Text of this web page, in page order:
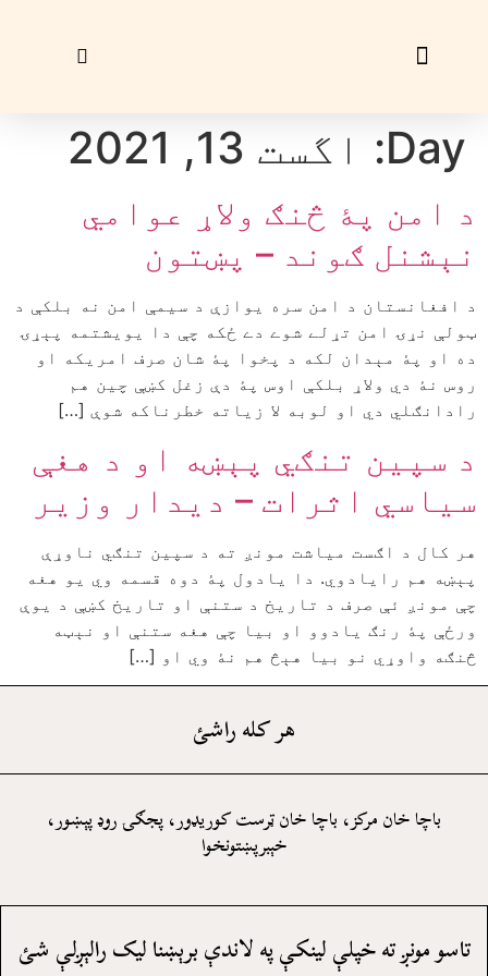
Day: اگست 13, 2021
د امن پۀ څنګ ولاړ عوامي
نېشنل ګوند – پښتون
د افغانستان د امن سره يوازې د سيمې امن نه بلکې د
ټولې نړۍ امن تړلے شوے دے ځکه چې دا يويشتمه پېړۍ
ده او پۀ مېدان لکه د پخوا پۀ شان صرف امريکه او
روس نۀ دي ولاړ بلکې اوس پۀ دې زغل کښې چين هم
رادانګلي دي او لوبه لا زياته خطرناکه شوې […]
د سپين تنګي پېښه او د هغې
سياسي اثرات – ديدار وزير
هر کال د اګست میاشت مونږ ته د سپين تنګي ناوړې
پېښه هم رايادوي. دا يادول پۀ دوه قسمه وي يو هغه
چې مونږ ئې صرف د تاريخ د ستنې او تاريخ کښې د يوې
ورځې پۀ رنګ يادوو او بيا چې هغه ستنې او نېټه
څنګه واوړي نو بيا هېڅ هم نۀ وي او […]
هر کله راشئ
باچا خان مرکز، باچا خان ټرست کوريډور، پجګۍ روډ پېښور،
خېبرپښتونخوا
تاسو مونږ ته خپلې لينکې په لاندې برېښنا ليک رالېږلې شئ